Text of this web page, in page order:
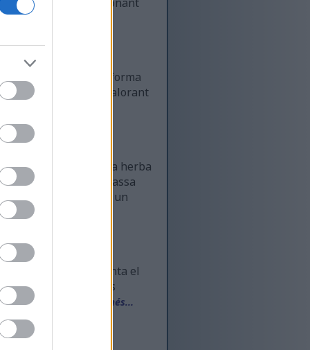
verdes i en forma
durant segles, valorant
petita però poderosa herba
majoria de la gent passa
mostren que té un
persones els encanta el
Més enllà de les
atenció.
Llegeix més...